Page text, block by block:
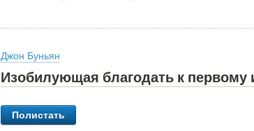
Джон Буньян
Изобилующая благодать к первому
Полистать